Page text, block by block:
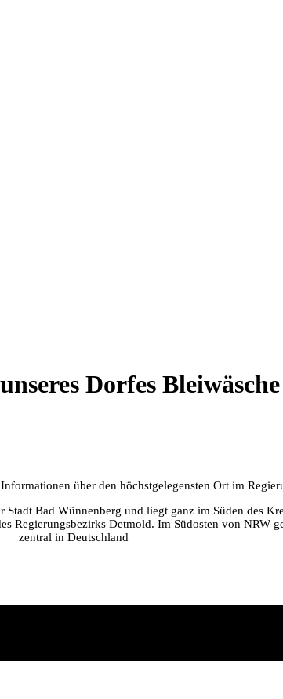
Dorfes Bleiwäsche
über den höchstgelegensten Ort im
Bad Wünnenberg und liegt ganz im Süden des
Regierungsbezirks Detmold. Im Südosten von NRW
zentral in Deutschland